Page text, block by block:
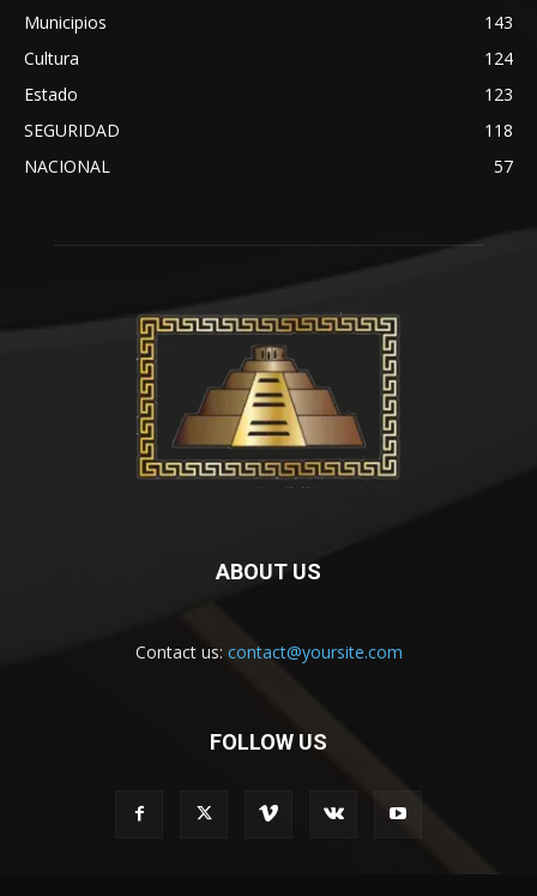
Municipios
143
Cultura
124
Estado
123
SEGURIDAD
118
NACIONAL
57
ABOUT US
Contact us: contact@yoursite.com
FOLLOW US